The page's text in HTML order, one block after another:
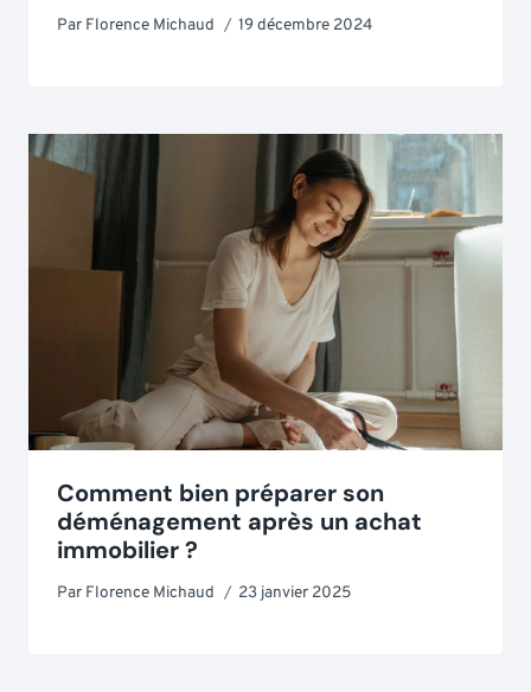
Par Florence Michaud 19 décembre 2024
Comment bien préparer son
déménagement après un achat
immobilier ?
Par Florence Michaud 23 janvier 2025